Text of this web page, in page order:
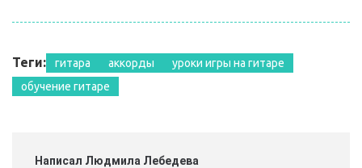
Теги: гитара аккорды
уроки игры на гитаре
обучение гитаре
Написал Людмила Лебедева